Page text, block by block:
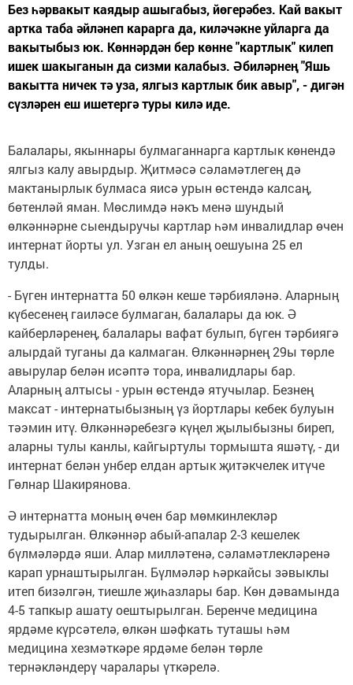
Без һәрвакыт каядыр ашыгабыз, йөгерәбез. Кай вакыт
артка таба әйләнеп карарга да, киләчәкне уйларга да
вакытыбыз юк. Көннәрдән бер көнне "картлык" килеп
ишек шакыганын да сизми калабыз. Әбиләрнең "Яшь
вакытта ничек тә уза, ялгыз картлык бик авыр", - дигән
сүзләрен еш ишетергә туры килә иде.
Балалары, якыннары булмаганнарга картлык көнендә
ялгыз калу авырдыр. Җитмәсә сәламәтлегең дә
мактанырлык булмаса яисә урын өстендә калсаң,
бөтенләй яман. Мөслимдә нәкъ менә шундый
өлкәннәрне сыендыручы картлар һәм инвалидлар өчен
интернат йорты ул. Узган ел аның оешуына 25 ел
тулды.
- Бүген интернатта 50 өлкән кеше тәрбияләнә. Аларның
күбесенең гаиләсе булмаган, балалары да юк. Ә
кайберләренең, балалары вафат булып, бүген тәрбиягә
алырдай туганы да калмаган. Өлкәннәрнең 29ы төрле
авырулар белән исәптә тора, инвалидлары бар.
Аларның алтысы - урын өстендә ятучылар. Безнең
максат - интернатыбызның үз йортлары кебек булуын
тәэмин итү. Өлкәннәребезгә күңел җылыбызны биреп,
аларны тулы канлы, кайгыртулы тормышта яшәтү, - ди
интернат белән унбер елдан артык җитәкчелек итүче
Гөлнар Шакирянова.
Ә интернатта моның өчен бар мөмкинлекләр
тудырылган. Өлкәннәр абый-апалар 2-3 кешелек
бүлмәләрдә яши. Алар милләтенә, сәламәтлекләренә
карап урнаштырылган. Бүлмәләр һәркайсы зәвыклы
итеп бизәлгән, тиешле җиһазлары бар. Көн дәвамында
4-5 тапкыр ашату оештырылган. Беренче медицина
ярдәме күрсәтелә, өлкән шәфкать туташы һәм
медицина хезмәткәре ярдәме белән төрле
тернәкләндерү чаралары үткәрелә.